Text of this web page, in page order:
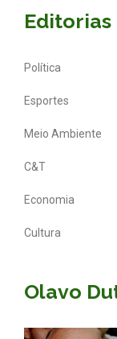
Editorias
Política
Esportes
Meio Ambiente
C&T
Economia
Cultura
Olavo